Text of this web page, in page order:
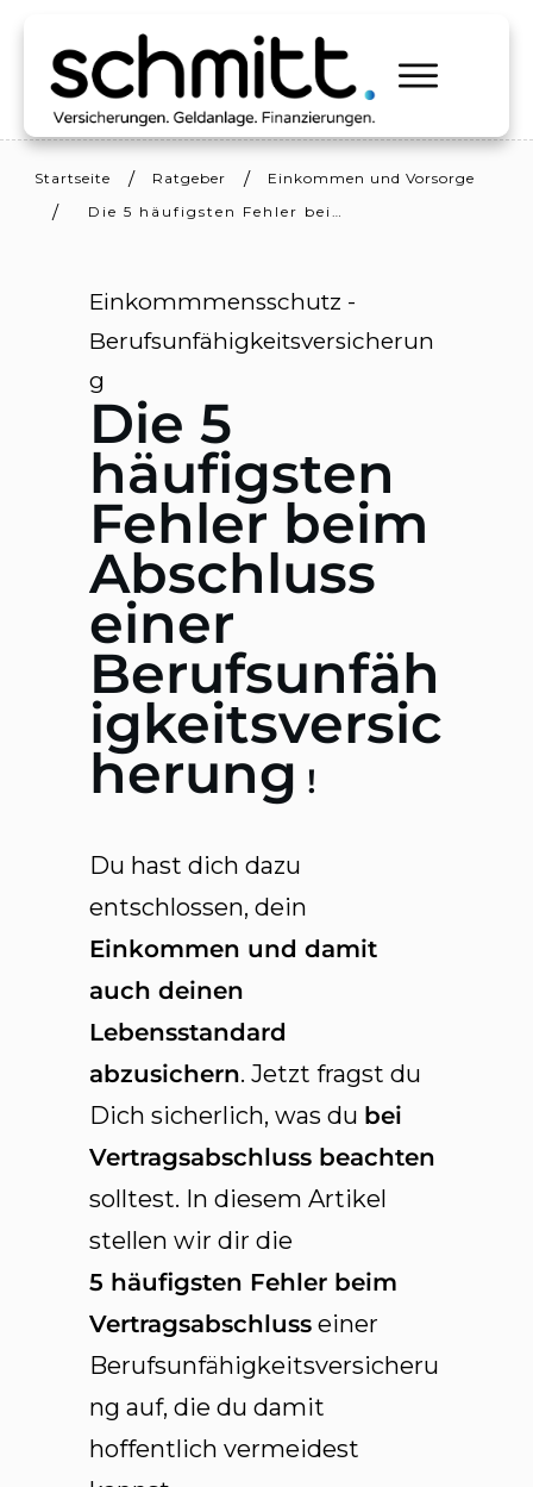
Startseite / Ratgeber / Einkommen und Vorsorge
/ Die 5 häufigsten Fehler beim Abschluss einer Berufsunfähigkeitsversicherung
Einkommmensschutz -
Berufsunfähigkeitsversicherun
g
Die 5
häufigsten
Fehler beim
Abschluss
einer
Berufsunfäh
igkeitsversic
herung !
Du hast dich dazu
entschlossen, dein
Einkommen und damit
auch deinen
Lebensstandard
abzusichern. Jetzt fragst du
Dich sicherlich, was du bei
Vertragsabschluss beachten
solltest. In diesem Artikel
stellen wir dir die
5 häufigsten Fehler beim
Vertragsabschluss einer
Berufsunfähigkeitsversicheru
ng auf, die du damit
hoffentlich vermeidest